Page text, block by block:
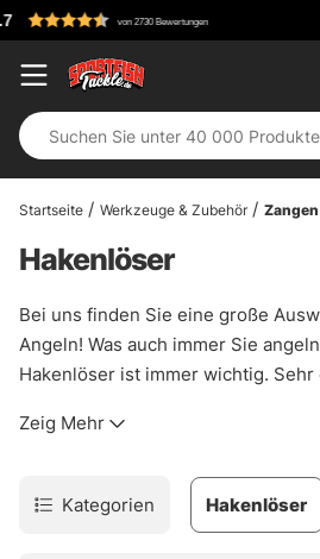
von 2730 Bewertungen
Startseite Werkzeuge & Zubehör
Hakenlöser
Bei uns finden Sie eine große
Angeln! Was auch immer Sie
Hakenlöser ist immer wichtig.
sein, die Haken vom Fisch lösen zu
Zeig Mehr
Kategorien Hakenlöser